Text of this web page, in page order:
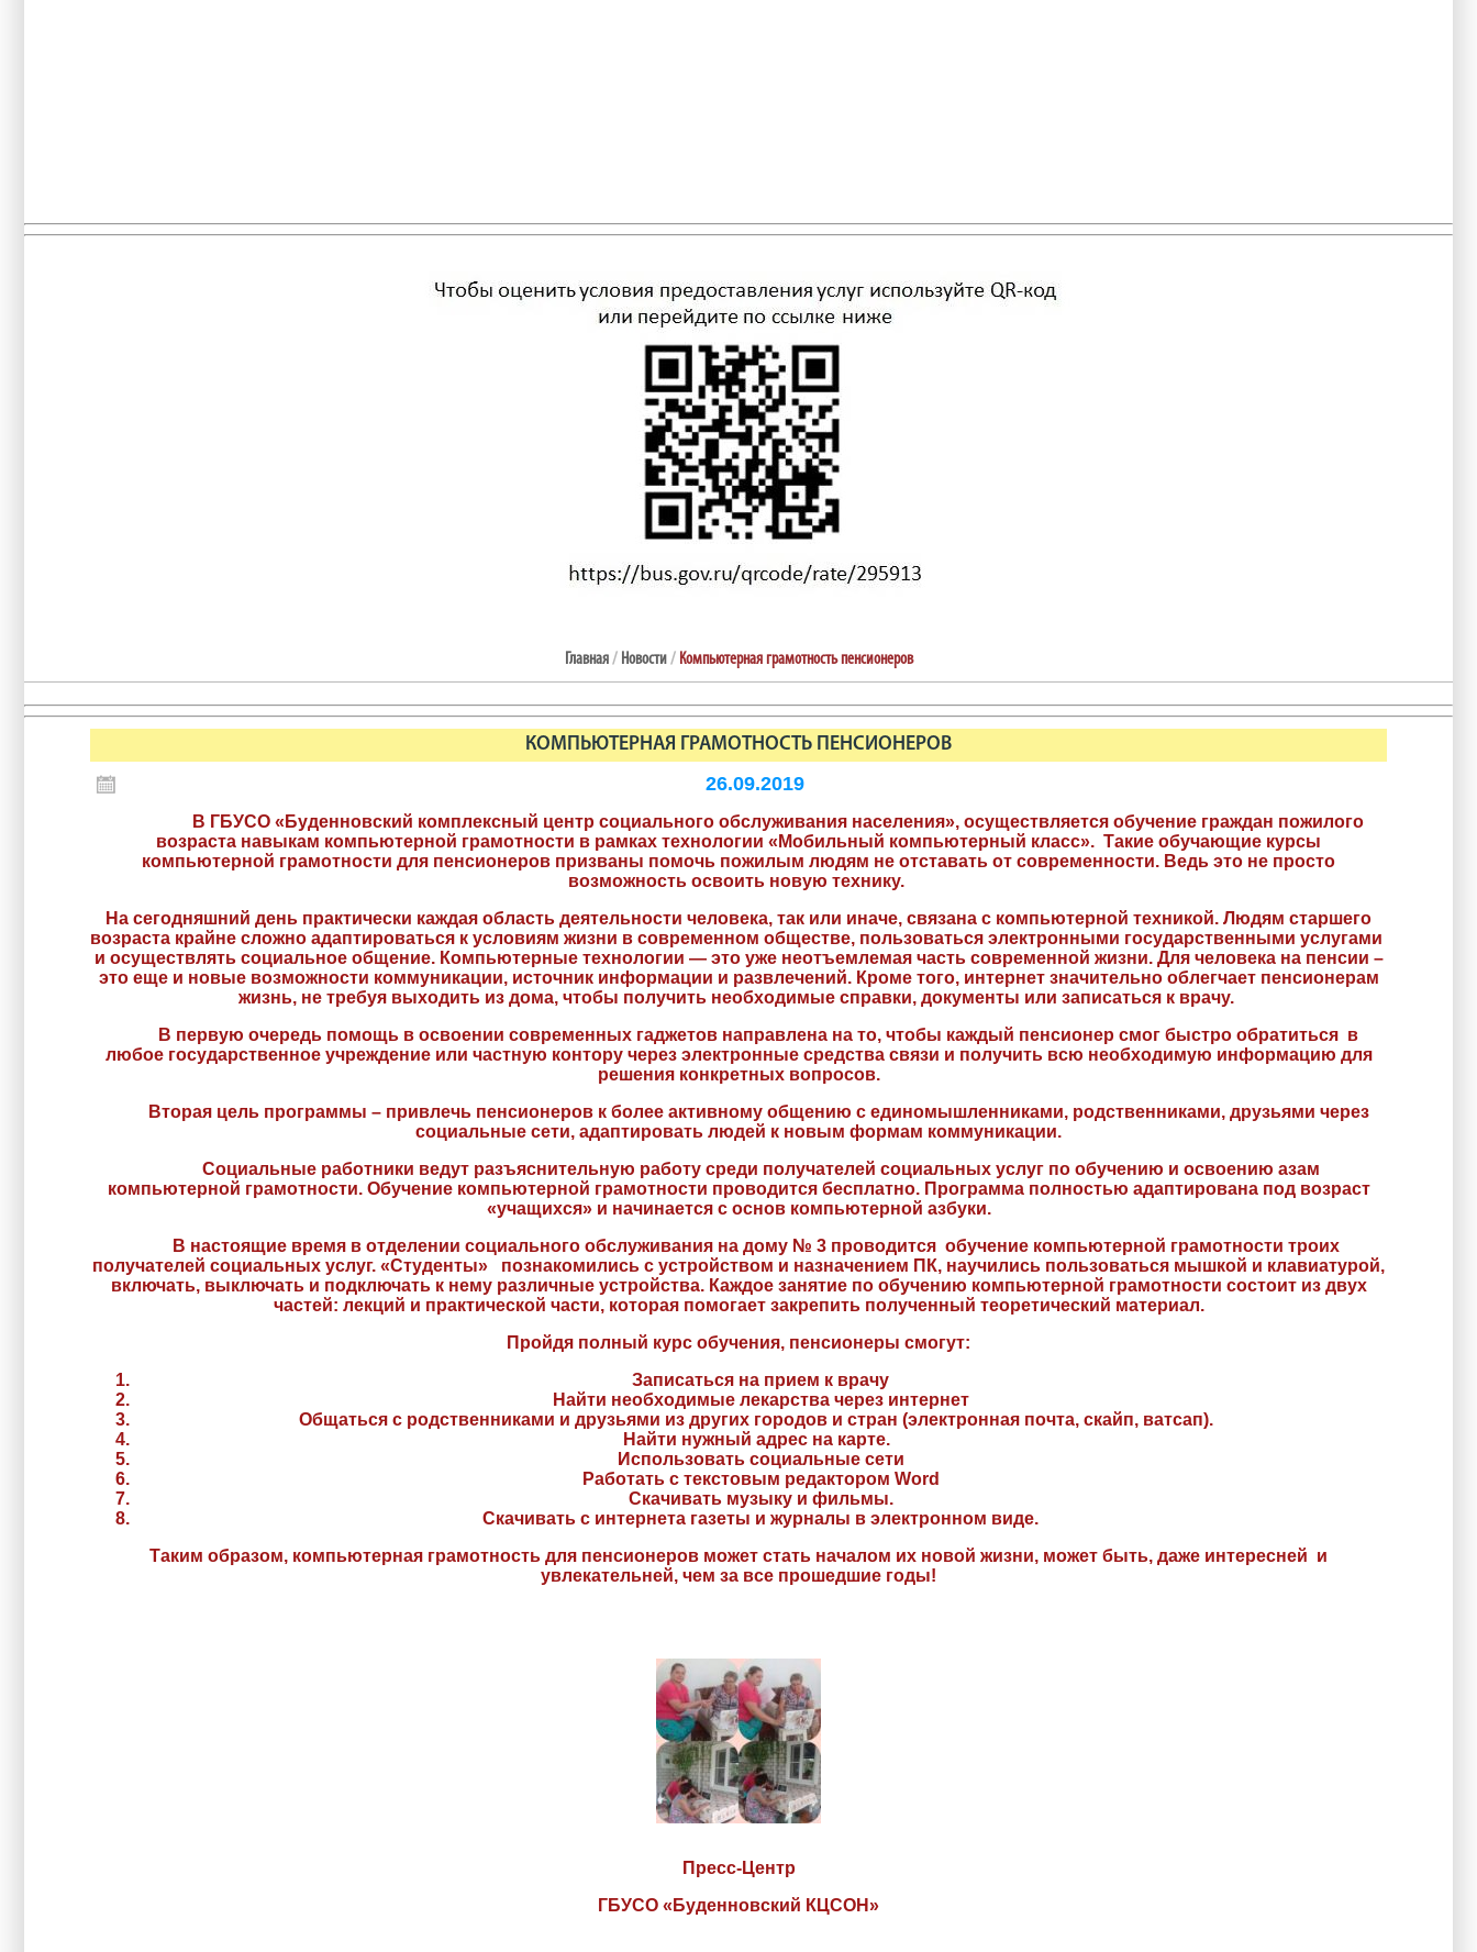
Главная / Новости / Компьютерная грамотность пенсионеров
КОМПЬЮТЕРНАЯ ГРАМОТНОСТЬ ПЕНСИОНЕРОВ
26.09.2019
В ГБУСО «Буденновский комплексный центр социального обслуживания населения», осуществляется обучение граждан пожилого
возраста навыкам компьютерной грамотности в рамках технологии «Мобильный компьютерный класс». Такие обучающие курсы
компьютерной грамотности для пенсионеров призваны помочь пожилым людям не отставать от современности. Ведь это не просто
возможность освоить новую технику.
На сегодняшний день практически каждая область деятельности человека, так или иначе, связана с компьютерной техникой. Людям старшего
возраста крайне сложно адаптироваться к условиям жизни в современном обществе, пользоваться электронными государственными услугами
и осуществлять социальное общение. Компьютерные технологии — это уже неотъемлемая часть современной жизни. Для человека на пенсии –
это еще и новые возможности коммуникации, источник информации и развлечений. Кроме того, интернет значительно облегчает пенсионерам
жизнь, не требуя выходить из дома, чтобы получить необходимые справки, документы или записаться к врачу.
В первую очередь помощь в освоении современных гаджетов направлена на то, чтобы каждый пенсионер смог быстро обратиться в
любое государственное учреждение или частную контору через электронные средства связи и получить всю необходимую информацию для
решения конкретных вопросов.
Вторая цель программы – привлечь пенсионеров к более активному общению с единомышленниками, родственниками, друзьями через
социальные сети, адаптировать людей к новым формам коммуникации.
Социальные работники ведут разъяснительную работу среди получателей социальных услуг по обучению и освоению азам
компьютерной грамотности. Обучение компьютерной грамотности проводится бесплатно. Программа полностью адаптирована под возраст
«учащихся» и начинается с основ компьютерной азбуки.
В настоящие время в отделении социального обслуживания на дому № 3 проводится обучение компьютерной грамотности троих
получателей социальных услуг. «Студенты» познакомились с устройством и назначением ПК, научились пользоваться мышкой и клавиатурой,
включать, выключать и подключать к нему различные устройства. Каждое занятие по обучению компьютерной грамотности состоит из двух
частей: лекций и практической части, которая помогает закрепить полученный теоретический материал.
Пройдя полный курс обучения, пенсионеры смогут:
Записаться на прием к врачу
Найти необходимые лекарства через интернет
Общаться с родственниками и друзьями из других городов и стран (электронная почта, скайп, ватсап).
Найти нужный адрес на карте.
Использовать социальные сети
Работать с текстовым редактором Word
Скачивать музыку и фильмы.
Скачивать с интернета газеты и журналы в электронном виде.
Таким образом, компьютерная грамотность для пенсионеров может стать началом их новой жизни, может быть, даже интересней и
увлекательней, чем за все прошедшие годы!
Пресс-Центр
ГБУСО «Буденновский КЦСОН»